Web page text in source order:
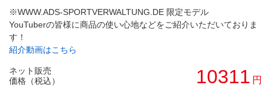
※WWW.ADS-SPORTVERWALTUNG.DE 限定モデル
YouTuberの皆様に商品の使い心地などをご紹介いただいておりま
す！
紹介動画はこちら
ネット販売
価格（税込）
10311 円